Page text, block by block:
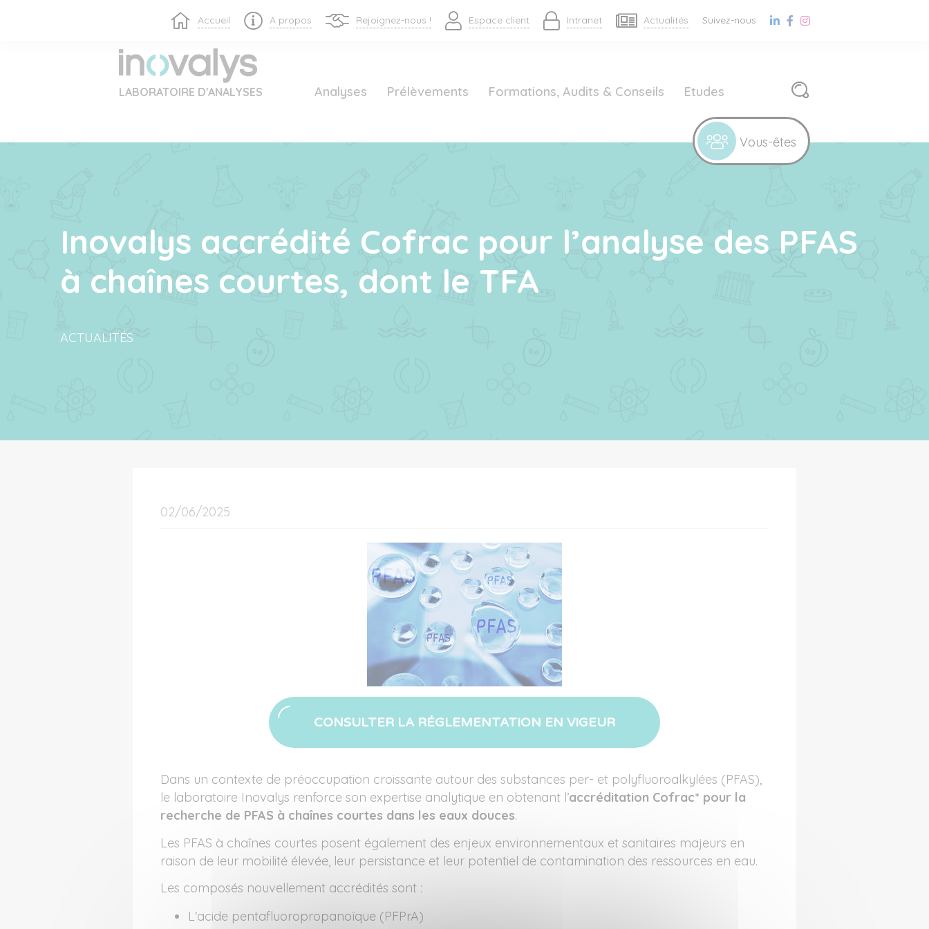
Accueil A propos Rejoignez-nous ! Espace client Intranet Actualités Suivez-nous
LABORATOIRE D'ANALYSES Analyses Prélèvements Formations, Audits & Conseils Etudes
Inovalys accrédité Cofrac pour l’analyse des PFAS
à chaînes courtes, dont le TFA
ACTUALITÉS
02/06/2025
CONSULTER LA RÉGLEMENTATION EN VIGEUR
Dans un contexte de préoccupation croissante autour des substances per- et polyfluoroalkylées (PFAS),
le laboratoire Inovalys renforce son expertise analytique en obtenant l’accréditation Cofrac* pour la
recherche de PFAS à chaînes courtes dans les eaux douces.
Les PFAS à chaînes courtes posent également des enjeux environnementaux et sanitaires majeurs en
raison de leur mobilité élevée, leur persistance et leur potentiel de contamination des ressources en eau.
Les composés nouvellement accrédités sont :
L'acide pentafluoropropanoïque (PFPrA)